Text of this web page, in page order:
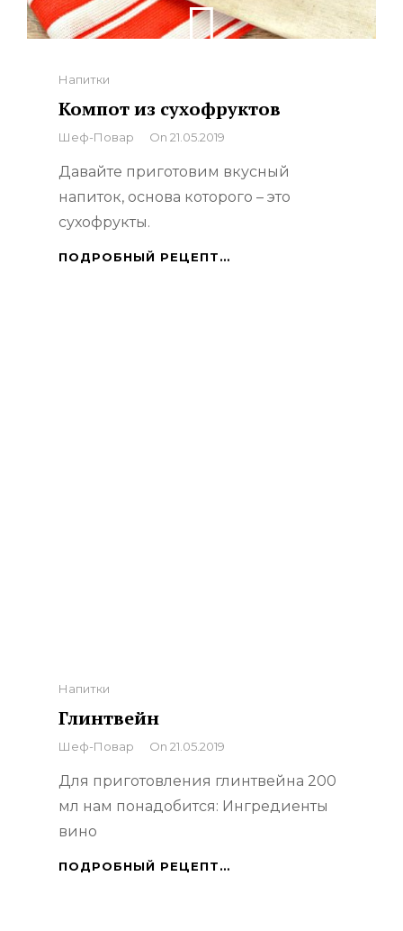
Categories
Напитки
Компот из сухофруктов
By
Шеф-Повар On 21.05.2019
Давайте приготовим вкусный
напиток, основа которого – это
сухофрукты.
ПОДРОБНЫЙ РЕЦЕПТ…
Categories
Напитки
Глинтвейн
By
Шеф-Повар On 21.05.2019
Для приготовления глинтвейна 200
мл нам понадобится: Ингредиенты
вино
ПОДРОБНЫЙ РЕЦЕПТ…